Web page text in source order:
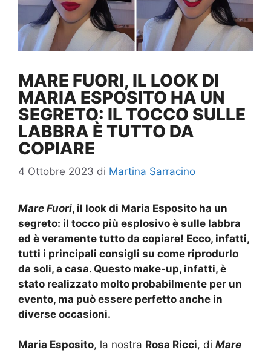
MARE FUORI, IL LOOK DI
MARIA ESPOSITO HA UN
SEGRETO: IL TOCCO SULLE
LABBRA È TUTTO DA
COPIARE
4 Ottobre 2023 di Martina Sarracino
Mare Fuori, il look di Maria Esposito ha un
segreto: il tocco più esplosivo è sulle labbra
ed è veramente tutto da copiare! Ecco, infatti,
tutti i principali consigli su come riprodurlo
da soli, a casa. Questo make-up, infatti, è
stato realizzato molto probabilmente per un
evento, ma può essere perfetto anche in
diverse occasioni.
Maria Esposito, la nostra Rosa Ricci, di Mare